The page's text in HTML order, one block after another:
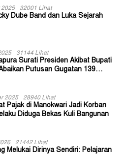
2025 32001 Lihat
Dube Band dan Luka Sejarah
31144 Lihat
Surati Presiden Akibat Bupati
Putusan Gugatan 139
2025 28940 Lihat
Pajak di Manokwari Jadi Korban
Diduga Bekas Kuli Bangunan
21442 Lihat
Melukai Dirinya Sendiri: Pelajaran